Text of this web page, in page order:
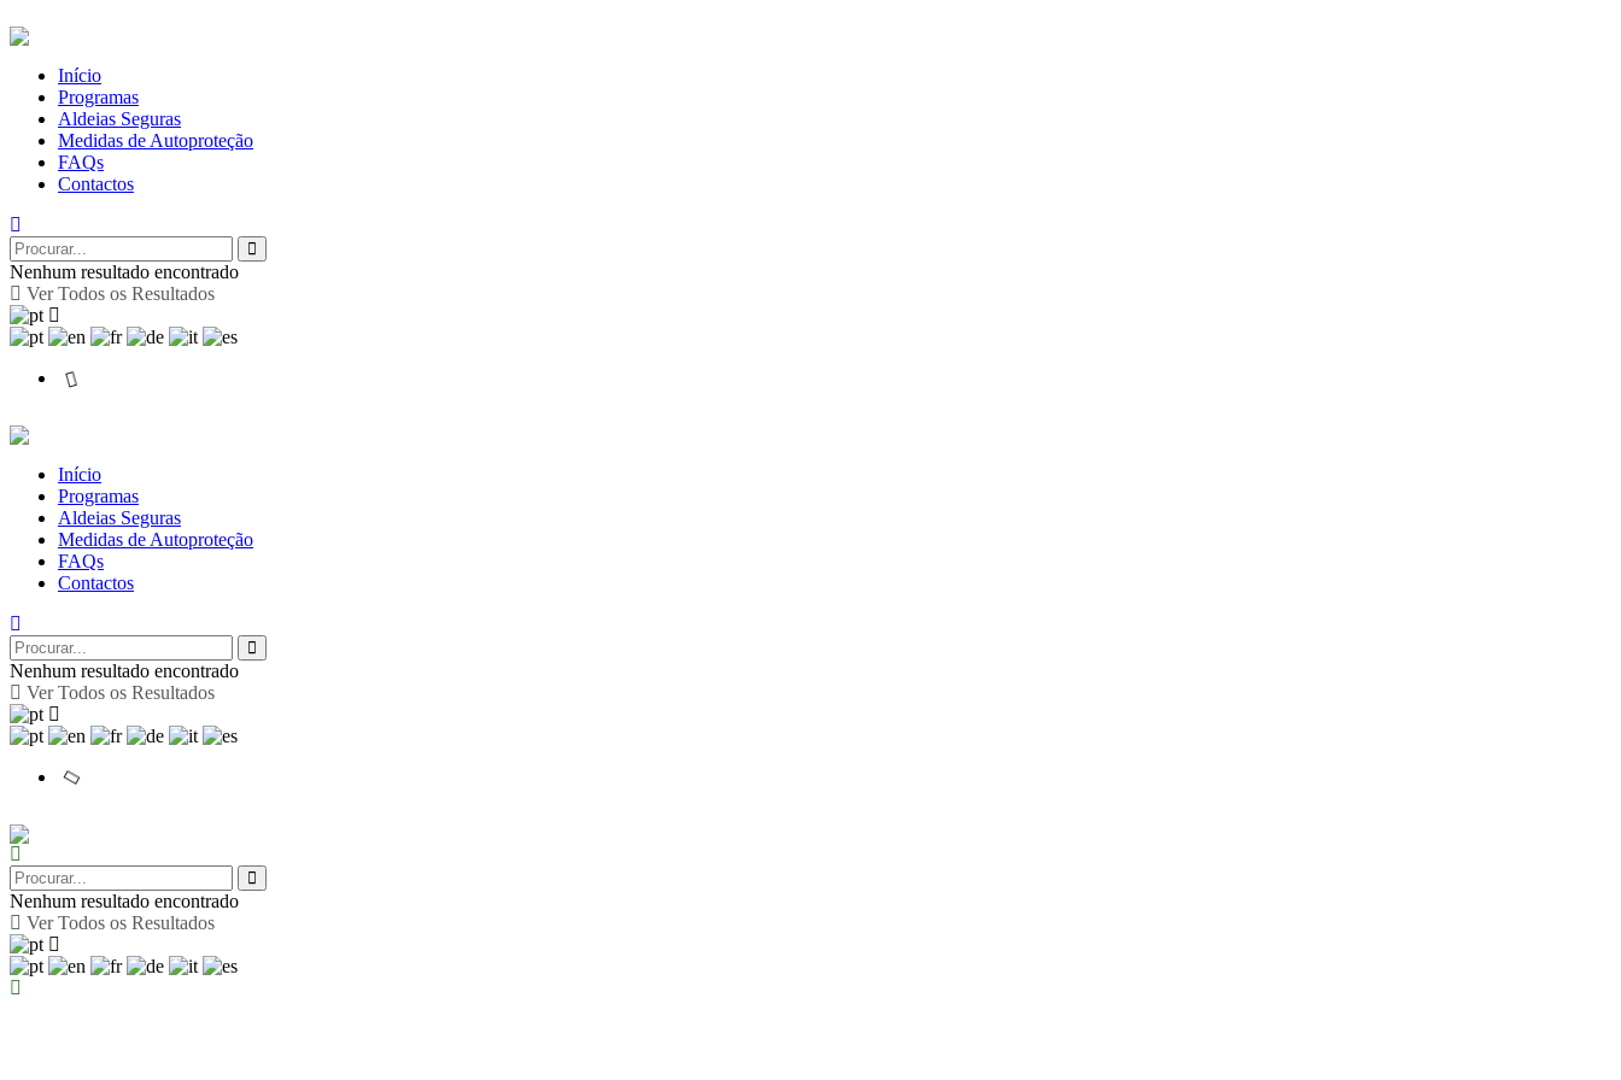
Início
Programas
Aldeias Seguras
Medidas de Autoproteção
FAQs
Contactos
Nenhum resultado encontrado
Ver Todos os Resultados
Início
Programas
Aldeias Seguras
Medidas de Autoproteção
FAQs
Contactos
Nenhum resultado encontrado
Ver Todos os Resultados
Nenhum resultado encontrado
Ver Todos os Resultados